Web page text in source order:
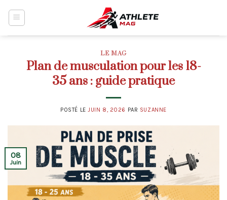
LE MAG
Plan de musculation pour les 18-
35 ans : guide pratique
POSTÉ LEJUIN 8, 2026 PAR SUZANNE
08
Juin